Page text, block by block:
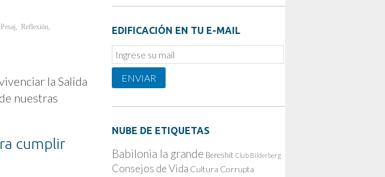
Pesaj Reflexión
la Salida
nuestras
cumplir
EDIFICACIÓN EN TU E-MAIL
Email
Subscription
ENVIAR
NUBE DE ETIQUETAS
Babilonia la grande Bereshit Club Bilderberg
Consejos de Vida Cultura Corrupta